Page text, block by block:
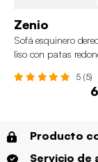
Zenio
Sofá esquinero
liso con patas
5 (5)
Producto
Servicio de